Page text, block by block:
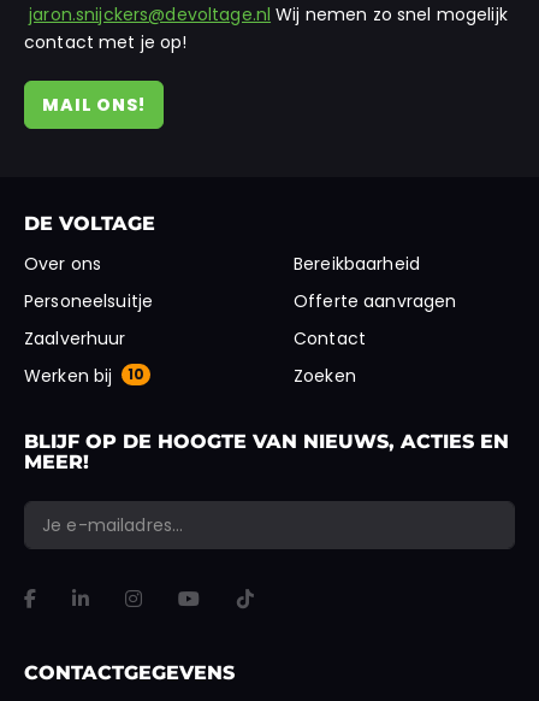
jaron.snijckers@devoltage.nl Wij nemen zo snel mogelijk
contact met je op!
MAIL ONS!
DE VOLTAGE
Over ons
Personeelsuitje
Zaalverhuur
Werken bij
10
Bereikbaarheid
Offerte aanvragen
Contact
Zoeken
BLIJF OP DE HOOGTE VAN NIEUWS, ACTIES EN
MEER!
"*
Facebook
Dit veld is bedoeld voor validatiedoeleinden en moet niet worden
E-mailadres *
CONTACTGEGEVENS